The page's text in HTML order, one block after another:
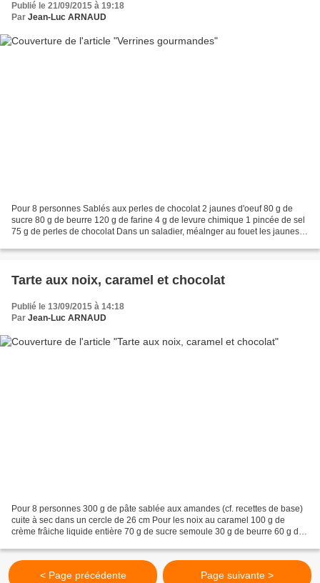
Publié le 21/09/2015 à 19:18
Par Jean-Luc ARNAUD
Pour 8 personnes Sablés aux perles de chocolat 2 jaunes d'oeuf 80 g de
sucre 80 g de beurre 120 g de farine 4 g de levure chimique 1 pincée de sel
75 g de perles de chocolat Dans un saladier, méalnger au fouet les jaunes
Tarte aux noix, caramel et chocolat
Publié le 13/09/2015 à 14:18
Par Jean-Luc ARNAUD
Pour 8 personnes 300 g de pâte sablée aux amandes (cf. recettes de base)
cuite à sec dans un cercle de 26 cm Pour les noix au caramel 100 g de
crème frâiche liquide entière 70 g de sucre semoule 30 g de beurre 60 g de
< Page précédente Page suivante >